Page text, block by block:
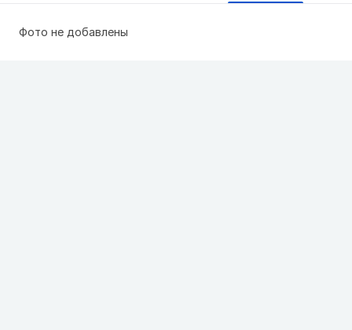
Фото не добавлены